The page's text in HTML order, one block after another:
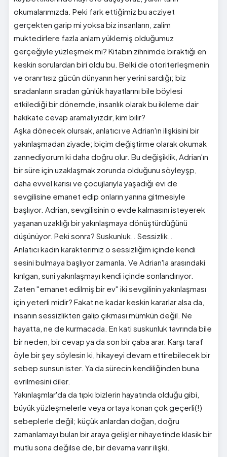
okumalarımızda. Peki fark ettiğimiz bu acziyet
gerçekten garip mi yoksa biz insanların, zalim
muktedirlere fazla anlam yüklemiş olduğumuz
gerçeğiyle yüzleşmek mi? Kitabın zihnimde bıraktığı en
keskin sorulardan biri oldu bu. Belki de otoriterleşmenin
ve oranrtısız gücün dünyanın her yerini sardığı; biz
sıradanların sıradan günlük hayatlarını bile böylesi
etkilediği bir dönemde, insanlık olarak bu ikileme dair
hakikate cevap aramalıyızdır, kim bilir?
Aşka dönecek olursak, anlatıcı ve Adrian'ın ilişkisini bir
yakınlaşmadan ziyade; biçim değiştirme olarak okumak
zannediyorum ki daha doğru olur. Bu değişiklik, Adrian'ın
bir süre için uzaklaşmak zorunda olduğunu söyleyşp,
daha evvel karısı ve çocujlarıyla yaşadığı evi de
sevgilisine emanet edip onların yanına gitmesiyle
başlıyor. Adrian, sevgilisinin o evde kalmasını isteyerek
yaşanan uzaklığı bir yakınlaşmaya dönüştürdüğünü
düşünüyor. Peki sonra? Suskunluk.. Sessizlik..
Anlatıcı kadın karakterimiz o sessizliğim içinde kendi
sesini bulmaya başlıyor zamanla. Ve Adrian'la arasındaki
kırılgan, suni yakınlaşmayı kendi içinde sonlandırıyor.
Zaten ''emanet edilmiş bir ev'' iki sevgilinin yakınlaşması
için yeterli midir? Fakat ne kadar keskin kararlar alsa da,
insanın sessizlikten galip çıkması mümkün değil. Ne
hayatta, ne de kurmacada. En kati suskunluk tavrında bile
bir neden, bir cevap ya da son bir çaba arar. Karşı taraf
öyle bir şey söylesin ki, hikayeyi devam ettirebilecek bir
sebep sunsun ister. Ya da sürecin kendiliğinden buna
evrilmesini diler.
Yakınlaşmlar'da da tıpkı bizlerin hayatında olduğu gibi,
büyük yüzleşmelerle veya ortaya konan çok geçerli(!)
sebeplerle değil; küçük anlardan doğan, doğru
zamanlamayı bulan bir araya gelişler nihayetinde klasik bir
mutlu sona değilse de, bir devama varır ilişki.